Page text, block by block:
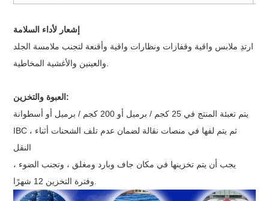
إشعار لأداء السلامة
ارتدِ ملابس واقية وقفازات ونظارات واقية وأقنعة لتجنب ملامسة الجلد
العبوة والتخزين:
يتم تعبئة المنتج في 25 كجم / برميل أو 200 كجم / برميل أو أسطوانة
IBC ، ثم يتم لفها في منصات نقالة لضمان عدم تلف الشحنات أثناء
النقل
يجب أن يتم تخزينها في مكان جاف وبارد ومغلق ، وتجنب الضوء ،